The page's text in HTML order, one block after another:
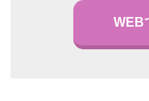
WEB